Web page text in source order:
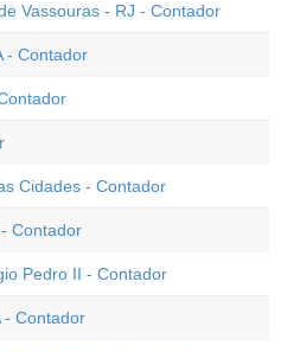
Vassouras - RJ - Contador
- Contador
Cidades - Contador
Contador
Pedro II - Contador
- Contador